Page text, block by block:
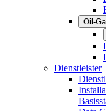
Oil-
Dienstleister